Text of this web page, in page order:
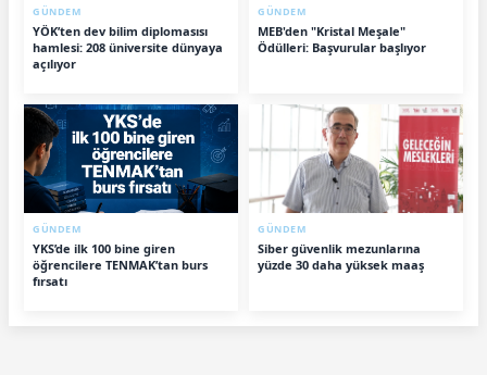
GÜNDEM
YÖK’ten dev bilim diplomasısı
hamlesi: 208 üniversite dünyaya
açılıyor
GÜNDEM
MEB'den "Kristal Meşale"
Ödülleri: Başvurular başlıyor
GÜNDEM
YKS’de ilk 100 bine giren
öğrencilere TENMAK’tan burs
fırsatı
GÜNDEM
Siber güvenlik mezunlarına
yüzde 30 daha yüksek maaş